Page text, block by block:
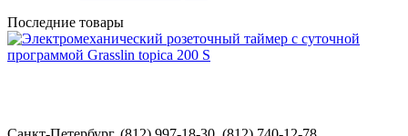
Последние товары